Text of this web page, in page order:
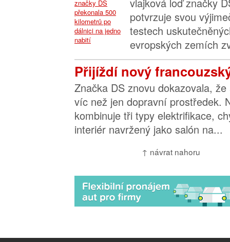
potvrzuje svou
testech
evropských zemích
Přijíždí nový
Značka DS znovu dokazovala,
víc než jen dopravní prostředek.
kombinuje tři typy elektrifikace,
interiér navržený jako salón na...
↑ návrat nahoru